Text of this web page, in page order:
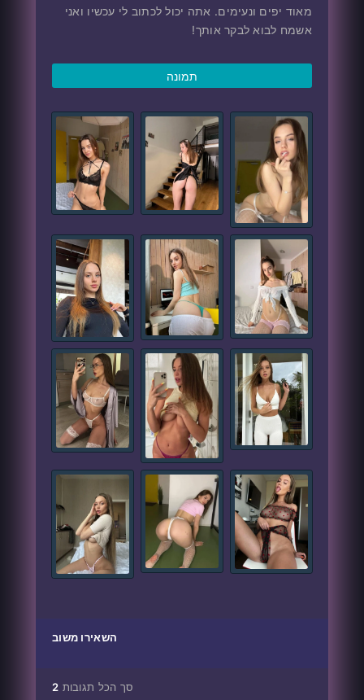
מאוד יפים ונעימים. אתה יכול לכתוב לי עכשיו ואני
אשמח לבוא לבקר אותך!
תמונה
השאירו משוב
סך הכל תגובות 2